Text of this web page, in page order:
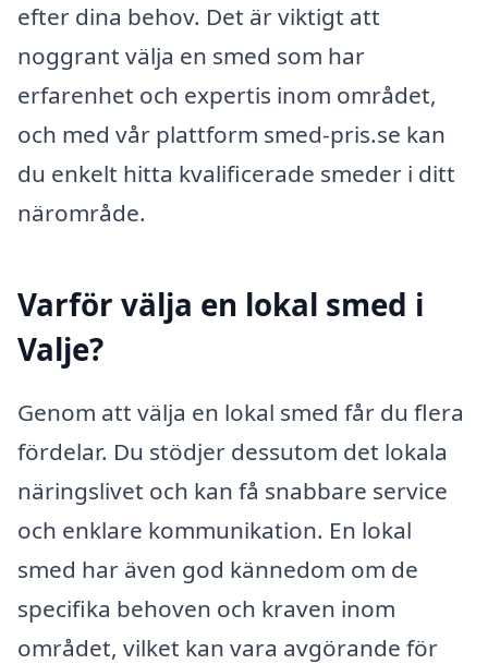
efter dina behov. Det är viktigt att
noggrant välja en smed som har
erfarenhet och expertis inom området,
och med vår plattform smed-pris.se kan
du enkelt hitta kvalificerade smeder i ditt
närområde.
Varför välja en lokal smed i
Valje?
Genom att välja en lokal smed får du flera
fördelar. Du stödjer dessutom det lokala
näringslivet och kan få snabbare service
och enklare kommunikation. En lokal
smed har även god kännedom om de
specifika behoven och kraven inom
området, vilket kan vara avgörande för